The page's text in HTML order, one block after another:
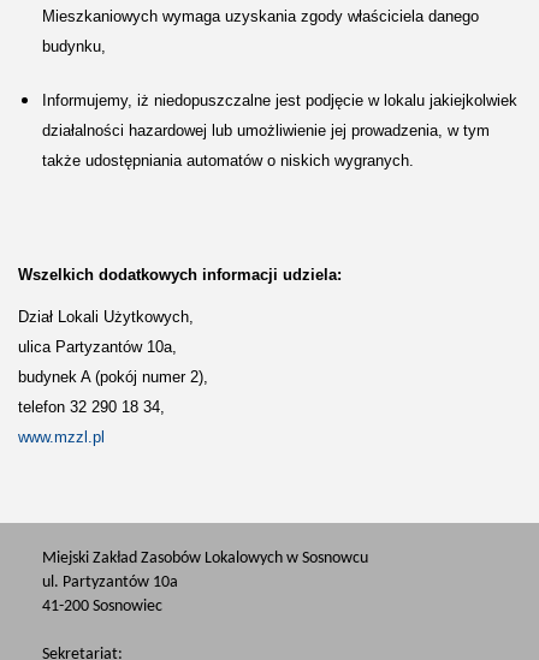
Mieszkaniowych wymaga uzyskania zgody właściciela danego
budynku,
Informujemy, iż niedopuszczalne jest podjęcie w lokalu jakiejkolwiek
działalności hazardowej lub umożliwienie jej prowadzenia, w tym
także udostępniania automatów o niskich wygranych.
Wszelkich dodatkowych informacji udziela:
Dział Lokali Użytkowych,
ulica Partyzantów 10a,
budynek A (pokój numer 2),
telefon 32 290 18 34,
www.mzzl.pl
Miejski Zakład Zasobów Lokalowych w Sosnowcu
ul. Partyzantów 10a
41-200 Sosnowiec
Sekretariat: